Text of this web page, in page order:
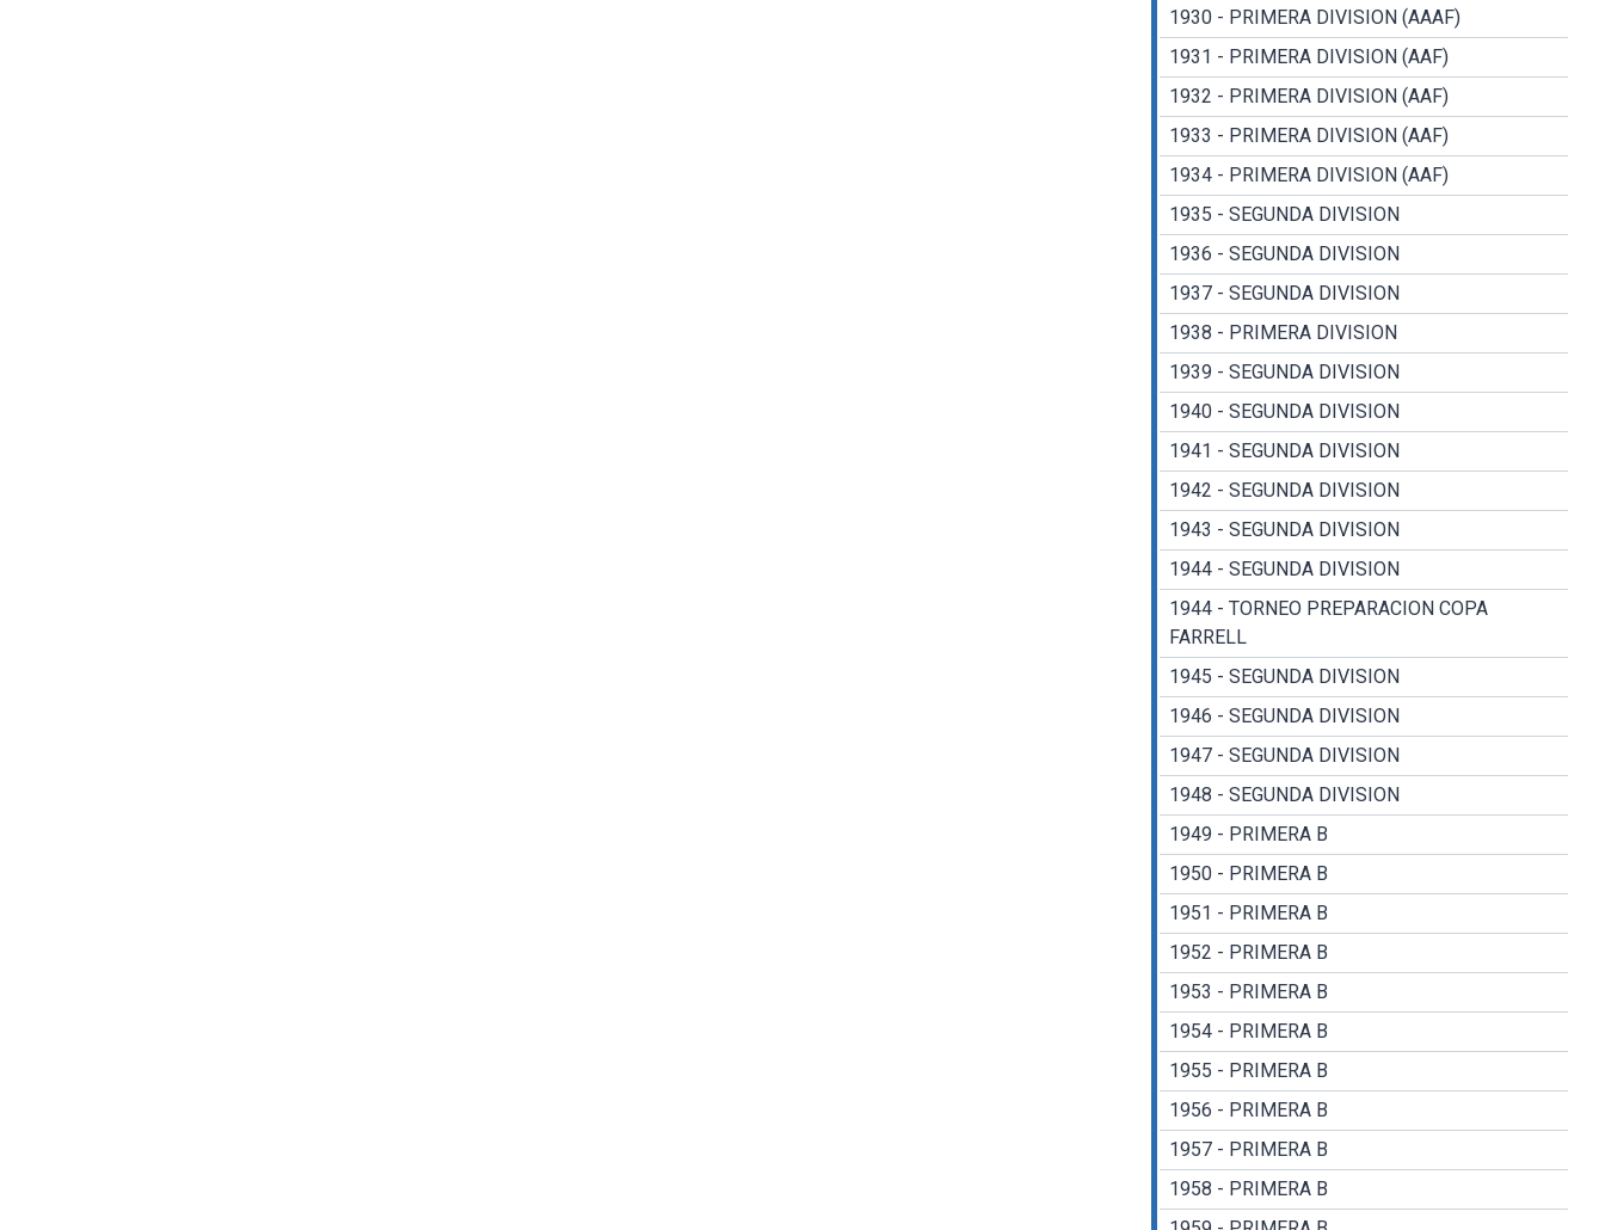
1930 - PRIMERA DIVISION (AAAF)
1931 - PRIMERA DIVISION (AAF)
1932 - PRIMERA DIVISION (AAF)
1933 - PRIMERA DIVISION (AAF)
1934 - PRIMERA DIVISION (AAF)
1935 - SEGUNDA DIVISION
1936 - SEGUNDA DIVISION
1937 - SEGUNDA DIVISION
1938 - PRIMERA DIVISION
1939 - SEGUNDA DIVISION
1940 - SEGUNDA DIVISION
1941 - SEGUNDA DIVISION
1942 - SEGUNDA DIVISION
1943 - SEGUNDA DIVISION
1944 - SEGUNDA DIVISION
1944 - TORNEO PREPARACION COPA
FARRELL
1945 - SEGUNDA DIVISION
1946 - SEGUNDA DIVISION
1947 - SEGUNDA DIVISION
1948 - SEGUNDA DIVISION
1949 - PRIMERA B
1950 - PRIMERA B
1951 - PRIMERA B
1952 - PRIMERA B
1953 - PRIMERA B
1954 - PRIMERA B
1955 - PRIMERA B
1956 - PRIMERA B
1957 - PRIMERA B
1958 - PRIMERA B